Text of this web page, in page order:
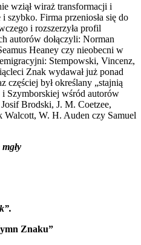
wziął wiraż transformacji i
szybko. Firma przeniosła się do
i rozszerzyła profil
autorów dołączyli: Norman
Heaney czy nieobecni w
Stempowski, Vincenz,
Znak wydawał już ponad
częściej był określany „stajnią
Szymborskiej wśród autorów
Brodski, J. M. Coetzee,
Walcott, W. H. Auden czy Samuel
Znaku”